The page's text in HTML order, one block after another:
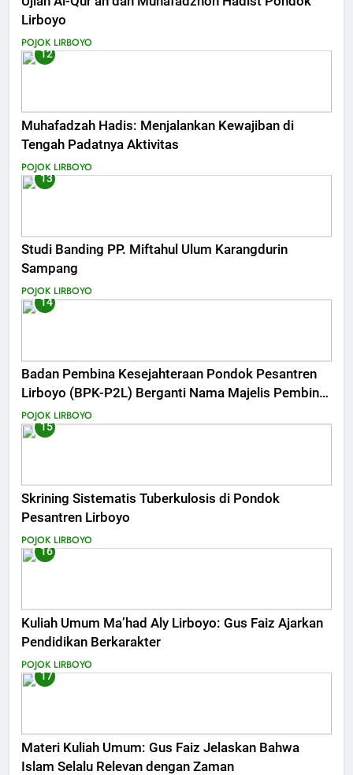
Lirboyo
POJOK LIRBOYO
12
Muhafadzah Hadis: Menjalankan Kewajiban di
Tengah Padatnya Aktivitas
POJOK LIRBOYO
13
Studi Banding PP. Miftahul Ulum Karangdurin
Sampang
POJOK LIRBOYO
14
Badan Pembina Kesejahteraan Pondok Pesantren
Lirboyo (BPK-P2L) Berganti Nama Majelis Pembina
Pondok Pesantren Lirboyo (MP-P2L).
POJOK LIRBOYO
15
Skrining Sistematis Tuberkulosis di Pondok
Pesantren Lirboyo
POJOK LIRBOYO
16
Kuliah Umum Ma’had Aly Lirboyo: Gus Faiz Ajarkan
Pendidikan Berkarakter
POJOK LIRBOYO
17
Materi Kuliah Umum: Gus Faiz Jelaskan Bahwa
Islam Selalu Relevan dengan Zaman